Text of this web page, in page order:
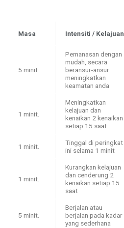
Masa Intensiti / Kelajuan
5 minit
Pemanasan dengan
mudah, secara
beransur-ansur
meningkatkan
keamatan anda
1 minit.
Meningkatkan
kelajuan dan
kenaikan 2 kenaikan
setiap 15 saat
1 minit.
Tinggal di peringkat
ini selama 1 minit
1 minit.
Kurangkan kelajuan
dan cenderung 2
kenaikan setiap 15
saat
5 minit.
Berjalan atau
berjalan pada kadar
yang sederhana